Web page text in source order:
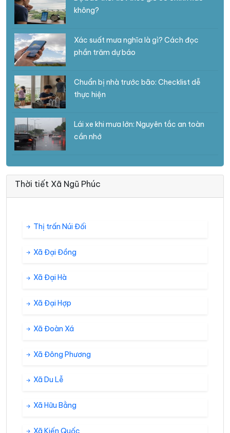
không?
Xác suất mưa nghĩa là gì? Cách đọc
phần trăm dự báo
Chuẩn bị nhà trước bão: Checklist dễ
thực hiện
Lái xe khi mưa lớn: Nguyên tắc an toàn
cần nhớ
Thời tiết Xã Ngũ Phúc
Thị trấn Núi Đối
Xã Đại Đồng
Xã Đại Hà
Xã Đại Hợp
Xã Đoàn Xá
Xã Đông Phương
Xã Du Lễ
Xã Hữu Bằng
Xã Kiến Quốc